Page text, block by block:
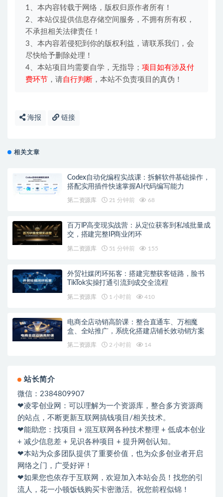
1、本内容转载于网络，版权归原作者所有！
2、本站仅提供信息存储空间服务，不拥有所有权，
不承担相关法律责任！
3、本内容若侵犯到你的版权利益，请联系我们，会
尽快给予删除处理！
4、本站项目均需要自学，无指导； 项目如有涉及付
费环节 ，请自行判断 ，本站不负责项目的真伪！
海报 链接
相关文章
Codex自动化编程实战课：拆解软件基础操作，
搭配实用插件快速掌握AI代码编写能力
第二资源库 21 分钟前 68
百万IP高变现实战营：从定位获客到私域批量成
交，搭建完整IP商业闭环
第二资源库 51 分钟前 155
外贸社媒闭环拓客：搭建完整获客链路，脸书
TikTok实操打通引流到成交全流程
第二资源库 1 小时前 410
电商全店动销高阶课：整合直通车、万相魔
盒、全站推广，系统化搭建店铺长效动销方案
第二资源库 2 小时前 14
站长简介
微信：2384809907
❤凌零创业网：可以理解为一个资源库，整合多方资源商
的站点，不断更新互联网搞钱项目/相关技术。
❤能助您：找项目 + 混互联网各种技术整理 + 低成本创业
+ 减少信息差 + 见识各种项目 + 提升网创认知。
❤本站为众多团队提供了重要价值，也为众多创业者开启
网络之门，广受好评！
❤如果您也依存于互联网，欢迎加入本站会员！找您的引
流人，花一小顿饭钱购买卡密激活。祝您前程似锦！